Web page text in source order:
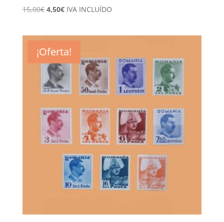
15,00€ El
15,00€.
4,50€El
4,50€.
IVA INCLUÍDO
¡Oferta!